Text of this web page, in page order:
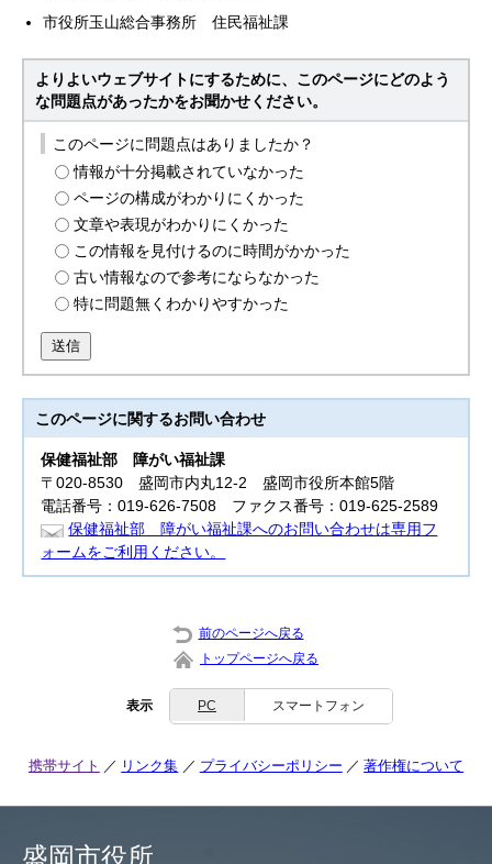
市役所玉山総合事務所 住民福祉課
よりよいウェブサイトにするために、このページにどのよう
な問題点があったかをお聞かせください。
このページに問題点はありましたか？
情報が十分掲載されていなかった
ページの構成がわかりにくかった
文章や表現がわかりにくかった
この情報を見付けるのに時間がかかった
古い情報なので参考にならなかった
特に問題無くわかりやすかった
送信
このページに関するお問い合わせ
保健福祉部
障がい福祉課
〒020-8530 盛岡市内丸12-2 盛岡市役所本館5階
電話番号：019-626-7508 ファクス番号：019-625-2589
保健福祉部 障がい福祉課へのお問い合わせは専用フ
ォームをご利用ください。
前のページへ戻る
トップページへ戻る
表示 PC スマートフォン
携帯サイト リンク集 プライバシーポリシー 著作権について
盛岡市役所